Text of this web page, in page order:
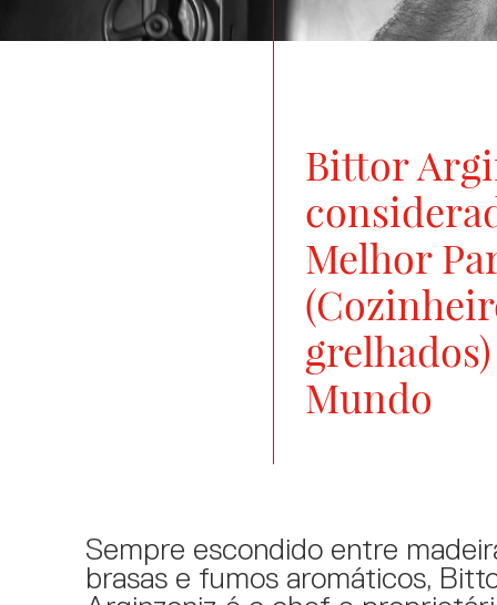
Bittor
Melhor
Mundo
Sempre escondido entre
brasas e fumos aromáticos,